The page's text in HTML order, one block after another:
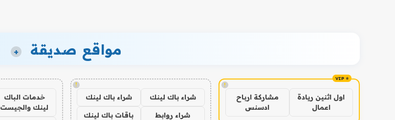
مواقع صديقة +
!
اول اثنين ريادة
اعمال
مشاركة ارباح
ادسنس
!
شراء باك لينك شراء باك لينك
شراء روابط
باقات باك لينك
خدمات الباك
لينك والجيست